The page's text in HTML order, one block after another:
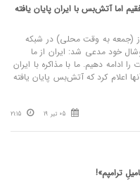
اما آتش‌بس با ایران پایان یافته
(جمعه به وقت محلی) در شبکه
خود مدعی شد: ایران از ما
ادامه دهیم. ما با مذاکره با ایران
اعلام کرد که آتش‌بس پایان یافته
05 تیر 19 21:15
ترامپم»!